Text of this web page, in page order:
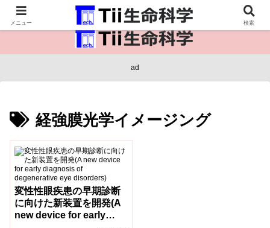
医療保健・生命・生物の情報インフラ。
ad
経強膜光学イメージング
変性性眼疾患の早期診断
に向けた新装置を開発(A
new device for early
メニュー 検索